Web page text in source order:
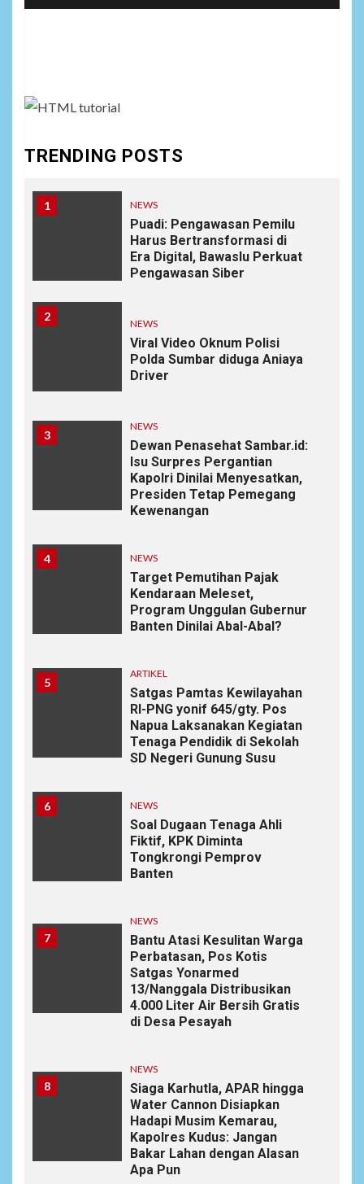
TRENDING POSTS
1 NEWS
Puadi: Pengawasan Pemilu
Harus Bertransformasi di
Era Digital, Bawaslu Perkuat
Pengawasan Siber
2
NEWS
Viral Video Oknum Polisi
Polda Sumbar diduga Aniaya
Driver
3
NEWS
Dewan Penasehat Sambar.id:
Isu Surpres Pergantian
Kapolri Dinilai Menyesatkan,
Presiden Tetap Pemegang
Kewenangan
4 NEWS
Target Pemutihan Pajak
Kendaraan Meleset,
Program Unggulan Gubernur
Banten Dinilai Abal-Abal?
5
ARTIKEL
Satgas Pamtas Kewilayahan
RI-PNG yonif 645/gty. Pos
Napua Laksanakan Kegiatan
Tenaga Pendidik di Sekolah
SD Negeri Gunung Susu
6 NEWS
Soal Dugaan Tenaga Ahli
Fiktif, KPK Diminta
Tongkrongi Pemprov
Banten
7
NEWS
Bantu Atasi Kesulitan Warga
Perbatasan, Pos Kotis
Satgas Yonarmed
13/Nanggala Distribusikan
4.000 Liter Air Bersih Gratis
di Desa Pesayah
8
NEWS
Siaga Karhutla, APAR hingga
Water Cannon Disiapkan
Hadapi Musim Kemarau,
Kapolres Kudus: Jangan
Bakar Lahan dengan Alasan
Apa Pun